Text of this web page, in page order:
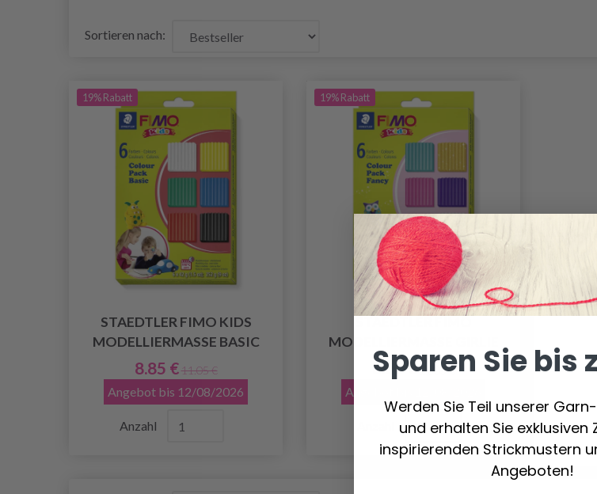
Sortieren nach:
19% Rabatt
STAEDTLER FIMO KIDS
MODELLIERMASSE BASIC
8.85 € 11.05 €
Angebot bis 12/08/2026
Anzahl
19% Rabatt
MODELLIERMASSE GIRLIE
8.85 €11.05 €
Angebot bis 12/08/2026
Sparen Sie bis
Werden Sie Teil unserer
und erhalten Sie exklusiven
inspirierenden Strickmustern
Angeboten!